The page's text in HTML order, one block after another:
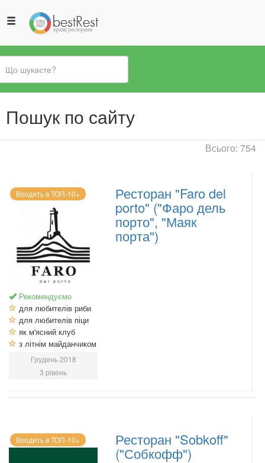
Ви
єПошук по сайту
Всього: 754
Входить в ТОП-10+
Рекомендуємо
для любителів риби
для любителів піци
як м'ясний клуб
з літнім майданчиком
Грудень 2018
3 рівень
Ресторан "Faro del
porto" ("Фаро дель
порто", "Маяк
порта")
Входить в ТОП-10+ Ресторан "Sobkoff"
("Собкофф")